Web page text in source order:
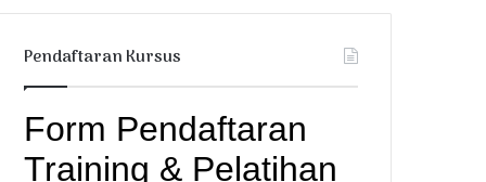
for
Article
Pendaftaran Kursus